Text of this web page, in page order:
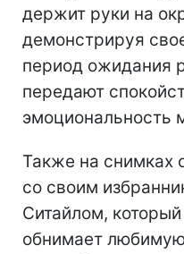
держит руки на
демонстрируя
период ожидания
передают
эмоциональность
Также на снимках
со своим
Ситайлом,
обнимает